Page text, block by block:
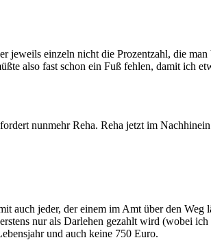
jeweils einzeln nicht die Prozentzahl, die
also fast schon ein Fuß fehlen, damit ich
nunmehr Reha. Reha jetzt im
auch jeder, der einem im Amt über den
nur als Darlehen gezahlt wird (wobei
und auch keine 750 Euro.